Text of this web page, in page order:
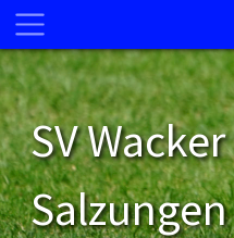
SV
Salzungen